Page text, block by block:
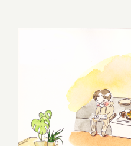
둘, 아니